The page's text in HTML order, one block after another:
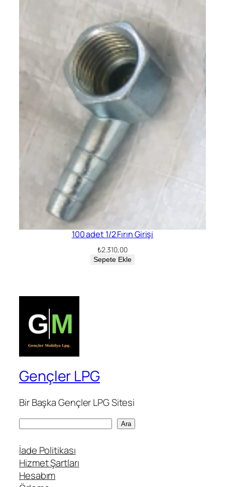
100 adet 1/2 Fırın Girişi
₺2.310,00
Sepete Ekle
Gençler LPG
Bir Başka Gençler LPG Sitesi
a
Ara
İade Politikası
Hizmet Şartları
Hesabım